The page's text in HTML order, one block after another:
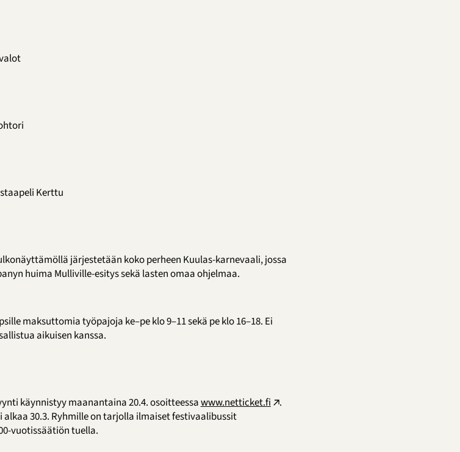
Kerttu
järjestetään koko perheen Kuulas-karnevaali, jossa
huima Mulliville-esitys sekä lasten omaa ohjelmaa.
maksuttomia työpajoja ke–pe klo 9–11 sekä pe klo 16–18. Ei
aikuisen kanssa.
käynnistyy maanantaina 20.4. osoitteessawww.netticket.fi
.
30.3. Ryhmille on tarjolla ilmaiset festivaalibussit
vuotissäätiön tuella.